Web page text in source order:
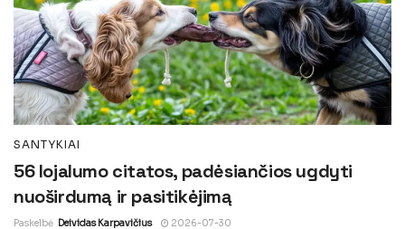
SANTYKIAI
56 lojalumo citatos, padėsiančios ugdyti
nuoširdumą ir pasitikėjimą
Paskelbė Deividas Karpavičius 2026-07-30